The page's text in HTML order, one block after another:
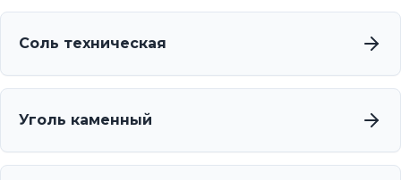
Соль техническая
Уголь каменный